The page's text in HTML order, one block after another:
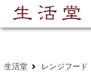
ご利用 288万･工事
生活堂 レンジフード